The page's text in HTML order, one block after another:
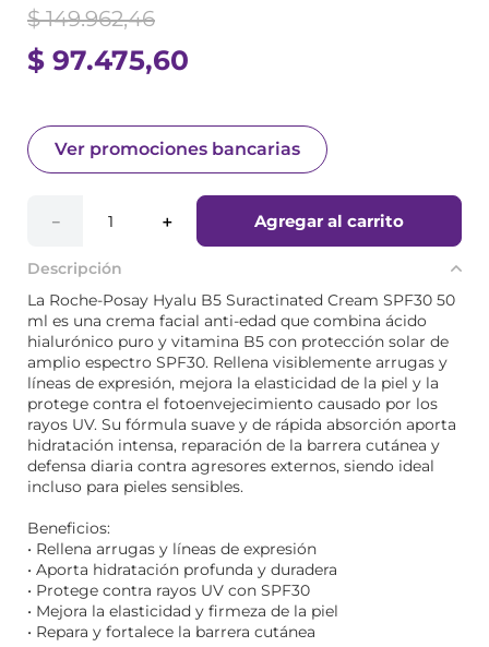
$ 97.475,60
$ 149.962,46
Ver promociones bancarias
＋
－ Agregar al carrito
Descripción
La Roche-Posay Hyalu B5 Suractinated Cream SPF30 50
ml es una crema facial anti-edad que combina ácido
hialurónico puro y vitamina B5 con protección solar de
amplio espectro SPF30. Rellena visiblemente arrugas y
líneas de expresión, mejora la elasticidad de la piel y la
protege contra el fotoenvejecimiento causado por los
rayos UV. Su fórmula suave y de rápida absorción aporta
hidratación intensa, reparación de la barrera cutánea y
defensa diaria contra agresores externos, siendo ideal
incluso para pieles sensibles.
Beneficios:
• Rellena arrugas y líneas de expresión
• Aporta hidratación profunda y duradera
• Protege contra rayos UV con SPF30
• Mejora la elasticidad y firmeza de la piel
• Repara y fortalece la barrera cutánea